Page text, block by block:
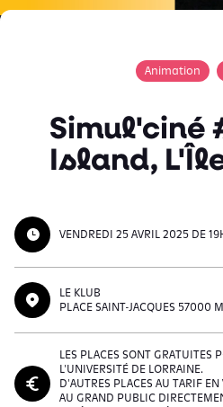
Animation
Simul'ciné
Island,
VENDREDI 25 AVRIL 2025 DE
LE KLUB
PLACE SAINT-JACQUES 57000
LES PLACES SONT GRATUITES
L'UNIVERSITÉ DE LORRAINE.
D'AUTRES PLACES AU TARIF
AU GRAND PUBLIC